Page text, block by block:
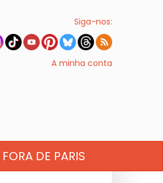
Siga-nos:
A minha conta
FORA DE PARIS